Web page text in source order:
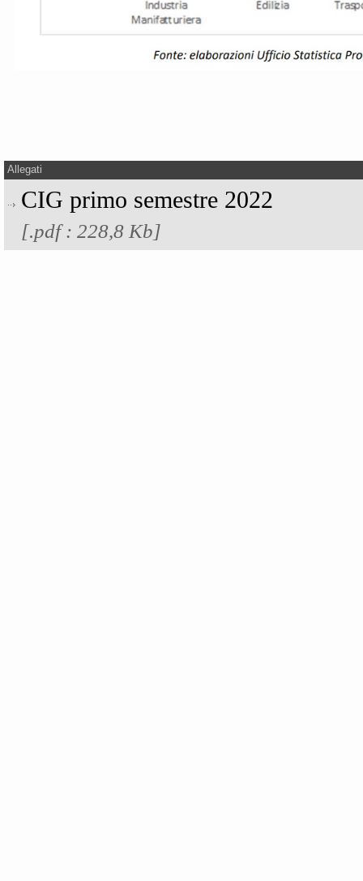
Allegati
CIG primo semestre 2022
[.pdf : 228,8 Kb]